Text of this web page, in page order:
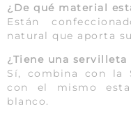
¿De qué material
Están
natural que aporta
¿Tiene una servilleta
Sí, combina con la
con el mismo
blanco.